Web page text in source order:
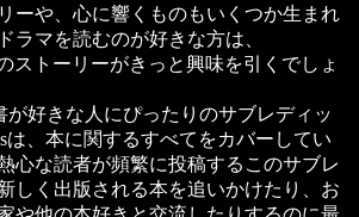
ーや、心に響くものもいくつか生まれ
ラマを読むのが好きな方は、
ストーリーがきっと興味を引くでしょ
が好きな人にぴったりのサブレディッ
は、本に関するすべてをカバーしてい
心な読者が頻繁に投稿するこのサブレ
しく出版される本を追いかけたり、お